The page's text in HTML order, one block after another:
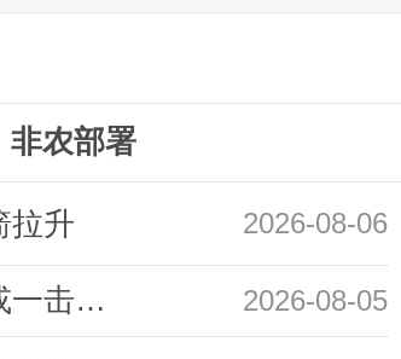
非农部署
拉升 2026-08-06
领峰金评：静待小非农指引 黄金或一击破局 2026-08-05